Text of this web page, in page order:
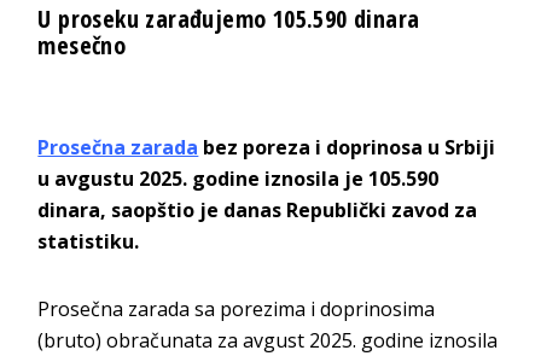
U proseku zarađujemo 105.590 dinara
mesečno
Prosečna zarada bez poreza i doprinosa u Srbiji
u avgustu 2025. godine iznosila je 105.590
dinara, saopštio je danas Republički zavod za
statistiku.
Prosečna zarada sa porezima i doprinosima
(bruto) obračunata za avgust 2025. godine iznosila